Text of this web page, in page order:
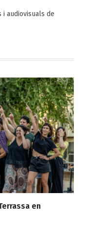
i audiovisuals de
en